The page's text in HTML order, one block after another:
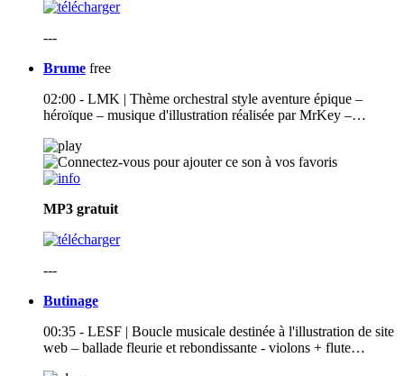
---
Brume free
02:00 - LMK | Thème orchestral style aventure épique –
héroïque – musique d'illustration réalisée par MrKey –…
MP3 gratuit
---
Butinage
00:35 - LESF | Boucle musicale destinée à l'illustration de site
web – ballade fleurie et rebondissante - violons + flute…